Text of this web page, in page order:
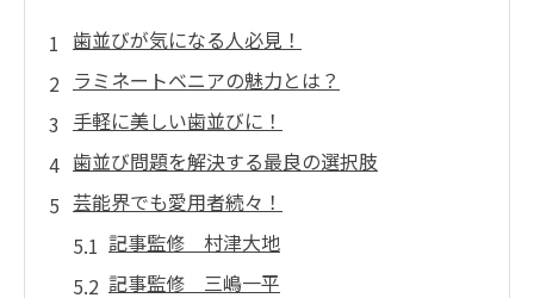
歯並びが気になる人必見！
ラミネートベニアの魅力とは？
手軽に美しい歯並びに！
歯並び問題を解決する最良の選択肢
芸能界でも愛用者続々！
記事監修 村津大地
記事監修 三嶋一平